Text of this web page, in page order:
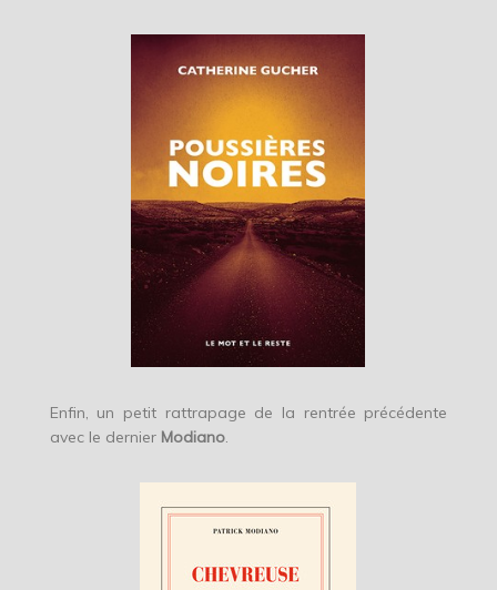
Enfin, un petit rattrapage de la rentrée précédente
avec le dernier Modiano.